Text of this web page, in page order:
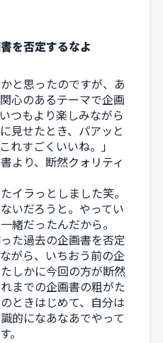
を否定するなよ
と思ったのですが、あ
心のあるテーマで企画
つもより楽しみながら
見せたとき、パアッと
れすごくいいね。」
より、断然クォリティ
イラっとしました笑。
いだろうと。やってい
緒だったんだから。
た過去の企画書を否定
がら、いちおう前の企
しかに今回の方が断然
までの企画書の粗がた
ときはじめて、自分は
的になあなあでやって
。